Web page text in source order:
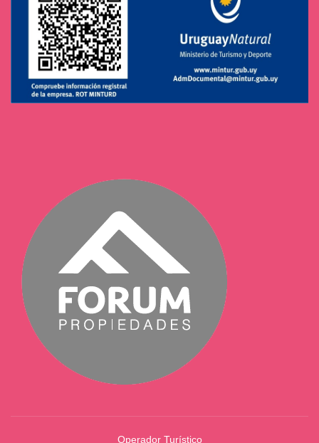
Operador Turístico